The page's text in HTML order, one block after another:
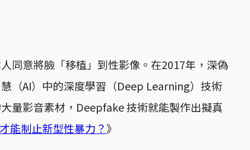
同意將臉「移植」到性影像。在2017年，深偽
（AI）中的深度學習（Deep Learning）技術
量影音素材，Deepfake 技術就能製作出擬真
能制止新型性暴力？》